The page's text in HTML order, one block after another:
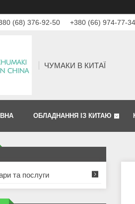
(68) 376-92-50 +380 (66) 974-77-34
ЧУМАКИ В КИТАЇ
ОБЛАДНАННЯ ІЗ КИТАЮ
та послуги